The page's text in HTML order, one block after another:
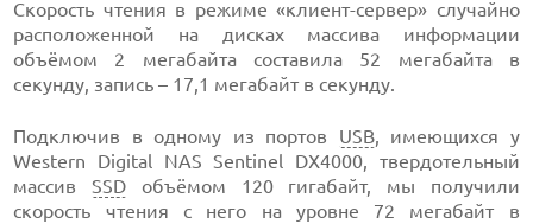
Скорость чтения в режиме «клиент-сервер» случайно
расположенной на дисках массива информации
объёмом 2 мегабайта составила 52 мегабайта в
секунду, запись – 17,1 мегабайт в секунду.
Подключив в одному из портов USB, имеющихся у
Western Digital NAS Sentinel DX4000, твердотельный
массив SSDобъёмом 120 гигабайт, мы получили
скорость чтения с него на уровне 72 мегабайт в